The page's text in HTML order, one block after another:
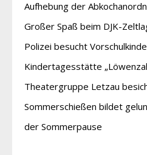
Aufhebung der
Großer Spaß beim DJK-
Polizei besucht
Kindertagesstätte
Theatergruppe Letzau
Sommerschießen bildet
der Sommerpause